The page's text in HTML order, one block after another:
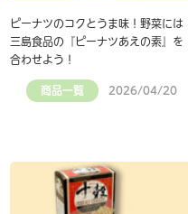
ピーナツのコクとうま味！野菜には
三島食品の『ピーナツあえの素』を
合わせよう！
商品一覧 2026/04/20